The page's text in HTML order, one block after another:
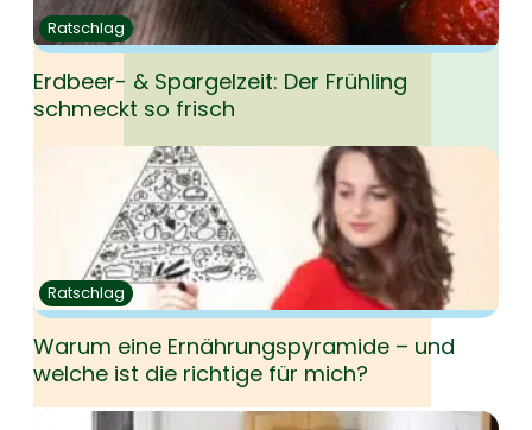
Ratschlag
Erdbeer- & Spargelzeit: Der Frühling
schmeckt so frisch
Ratschlag
Warum eine Ernährungspyramide – und
welche ist die richtige für mich?